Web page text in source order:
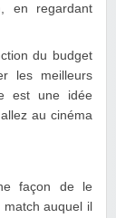
en regardant
du budget
les meilleurs
est une idée
au cinéma
façon de le
auquel il